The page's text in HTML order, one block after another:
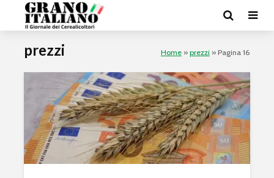
prezzi Home » prezzi » Pagina 16